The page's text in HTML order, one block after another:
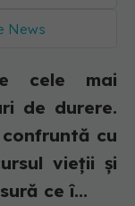
News
cele mai
de durere.
cu
vieții și
ce î...